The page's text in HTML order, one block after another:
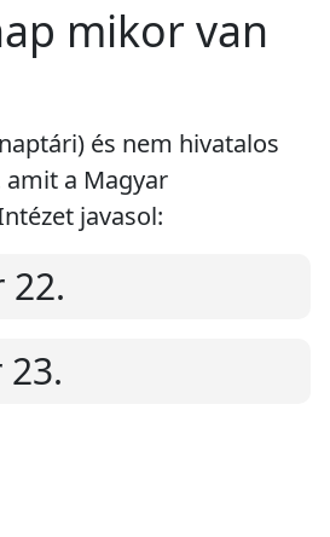
mikor van
és nem hivatalos
a Magyar
javasol:
22.